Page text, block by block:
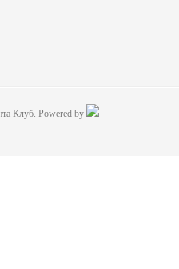
Клуб. Powered by